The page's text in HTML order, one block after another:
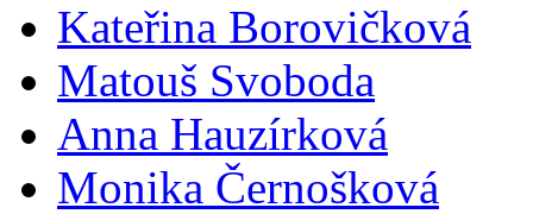
Kateřina Borovičková
Matouš Svoboda
Anna Hauzírková
Monika Černošková